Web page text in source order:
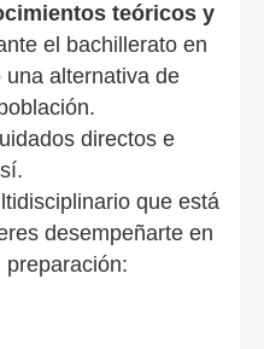
teóricos y
el bachillerato en
alternativa de
directos e
que está
desempeñarte en